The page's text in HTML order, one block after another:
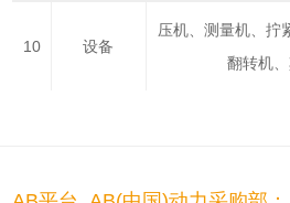
10 设备
压机、测量机、拧
翻转机